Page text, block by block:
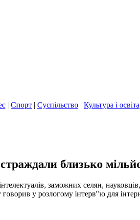
| Спорт | Суспільство | Культура і освіта
близько
заможних селян,
у розлогому інтерв"ю для